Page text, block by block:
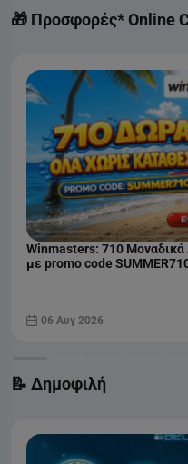
🎁 Προσφορές* Online
Winmasters: 710
με promo code
06 Αυγ 2026
📝 Δημοφιλή